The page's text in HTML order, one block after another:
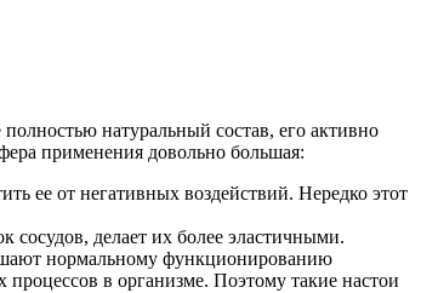
натуральный состав, его активно
применения довольно большая:
ее от негативных воздействий. Нередко этот
сосудов, делает их более эластичными.
нормальному функционированию
в организме. Поэтому такие настои